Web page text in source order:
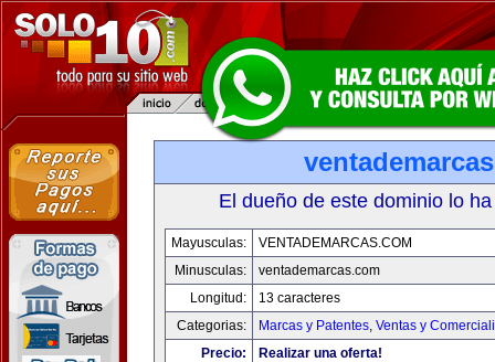
El dueño de este dominio lo
Mayusculas:
VENTADEMARCAS.COM
Minusculas:
ventademarcas.com
Longitud:
13 caracteres
Categorias:
Marcas y Patentes, Ventas y
Precio:
Realizar una oferta!